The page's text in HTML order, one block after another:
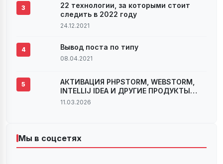
3
22 технологии, за которыми стоит
следить в 2022 году
24.12.2021
4 Вывод поста по типу
08.04.2021
5
АКТИВАЦИЯ PHPSTORM, WEBSTORM,
INTELLIJ IDEA И ДРУГИЕ ПРОДУКТЫ
JETBRAINS ВЕРСИИ 2022.2.X И 2022.3
11.03.2026
Мы в соцсетях